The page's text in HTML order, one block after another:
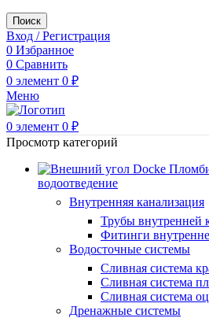
Поиск
Вход / Регистрация
0 Избранное
0 Сравнить
0 элемент 0 ₽
Меню
0 элемент 0 ₽
Просмотр категорий
водоотведение
Внутренняя канализация
Трубы внутренней
Фитинги
Водосточные системы
Сливная система
Сливная система
Сливная система
Дренажные системы